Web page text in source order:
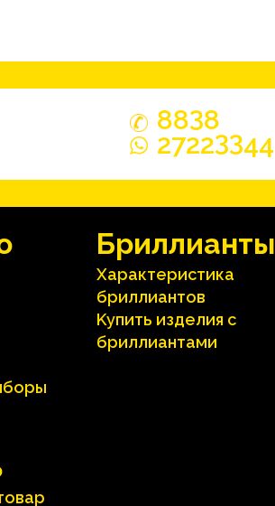
8838
27223344
Бриллианты
Характеристика
бриллиантoв
Kупить изделия c
бриллиантами